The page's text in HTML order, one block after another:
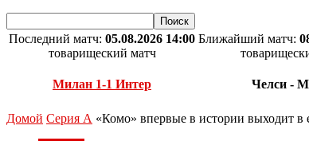
Последний матч: 05.08.2026 14:00
товарищеский матч
Милан 1-1 Интер
Ближайший матч:
Челси -
Домой Серия А «Комо» впервые в истории выходит в